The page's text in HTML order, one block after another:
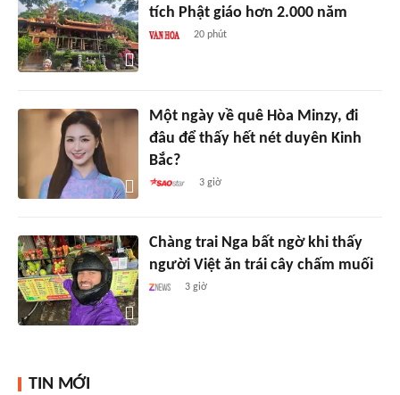
tích Phật giáo hơn 2.000 năm
20 phút
Một ngày về quê Hòa Minzy, đi
đâu để thấy hết nét duyên Kinh
Bắc?
3 giờ
Chàng trai Nga bất ngờ khi thấy
người Việt ăn trái cây chấm muối
3 giờ
TIN MỚI